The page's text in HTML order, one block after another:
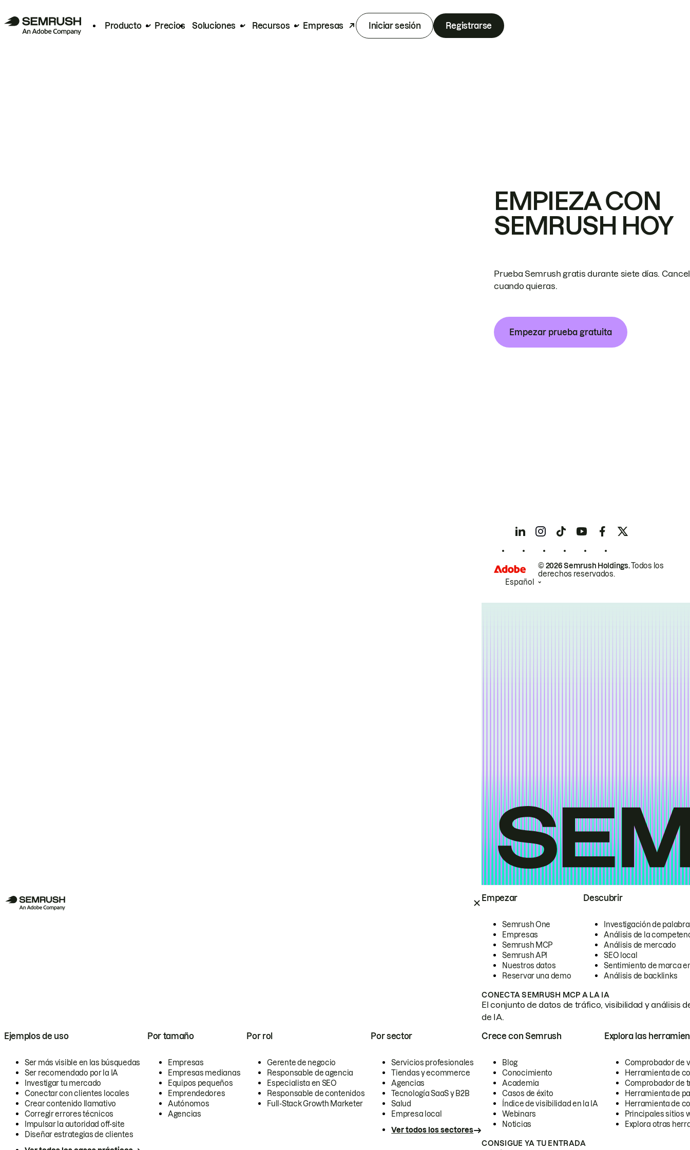
Producto Precios Soluciones Recursos Empresas Iniciar sesión Registrarse
Empezar
Semrush One
Empresas
Semrush MCP
Semrush API
Nuestros datos
Reservar una demo
Descubrir
Investigación de
Análisis de la
Análisis de mercado
SEO local
Sentimiento de marca
Análisis de backlinks
CONECTA SEMRUSH MCP A LA IA
El conjunto de datos de tráfico, visibilidad y análisis
de IA.
Ejemplos de uso
Ser más visible en las búsquedas
Ser recomendado por la IA
Investigar tu mercado
Conectar con clientes locales
Crear contenido llamativo
Corregir errores técnicos
Impulsar la autoridad off-site
Diseñar estrategias de clientes
Por tamaño
Empresas
Empresas medianas
Equipos pequeños
Emprendedores
Autónomos
Agencias
Por rol
Gerente de negocio
Responsable de agencia
Especialista en SEO
Responsable de contenidos
Full-Stack Growth Marketer
Por sector
Servicios profesionales
Tiendas y ecommerce
Agencias
Tecnología SaaS y B2B
Salud
Empresa local
Ver todos los sectores
Crece con Semrush
Blog
Conocimiento
Academia
Casos de éxito
Índice de visibilidad en la IA
Webinars
Noticias
Explora las
Comprobador de
Herramienta de
Comprobador de
Herramienta de
Herramienta de
Principales sitios
Explora otras
CONSIGUE YA TU ENTRADA
EMPIEZA CON
SEMRUSH HOY
Prueba Semrush gratis durante siete días.
cuando quieras.
Empezar prueba gratuita
© 2026 Semrush Holdings.Todos los
derechos reservados.
Español